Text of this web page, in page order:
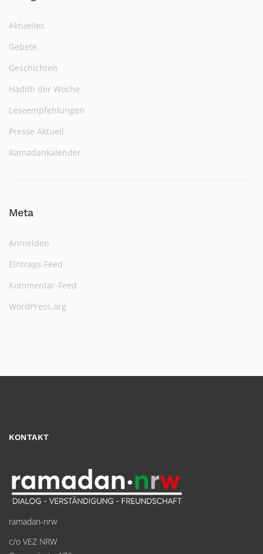
Aktuelles
Gebete
Geschichten
Hadith der Woche
Leseempfehlungen
Presse Aktuell
Ramadankalender
Meta
Anmelden
Eintrags-Feed
Kommentar-Feed
WordPress.org
KONTAKT
ramadan-nrw
c/o VEZ NRW